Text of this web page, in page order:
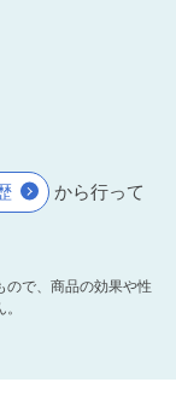
から行って
で、商品の効果や性